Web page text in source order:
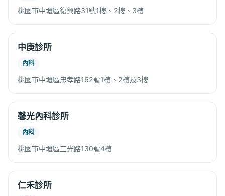
桃園市中壢區復興路31號1樓、2樓、3樓
中庚診所
內科
桃園市中壢區忠孝路162號1樓、2樓及3樓
馨光內科診所
內科
桃園市中壢區三光路130號4樓
仁禾診所